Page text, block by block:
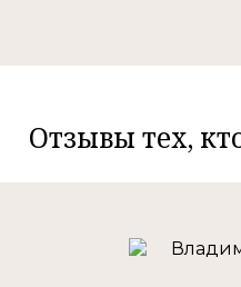
Отзывы тех,